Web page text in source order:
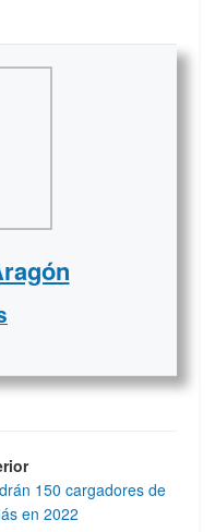
150 cargadores de
en 2022